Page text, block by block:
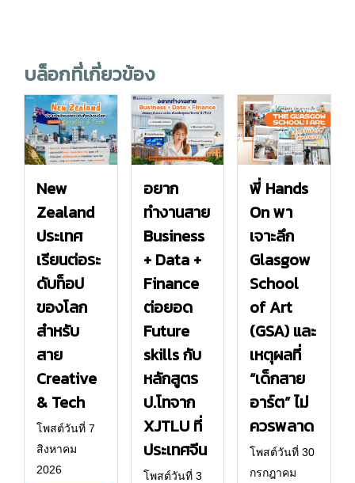
บล็อกที่เกี่ยวข้อง
New
Zealand
ประเทศ
เรียนต่อระ
ดับท็อป
ของโลก
สำหรับ
สาย
Creative
& Tech
โพสต์วันที่ 7
สิงหาคม
2026
อยาก
ทำงานสาย
Business
+ Data +
Finance
ต่อยอด
Future
skills กับ
หลักสูตร
ป.โทจาก
XJTLU ที่
ประเทศจีน
โพสต์วันที่ 3
พี่ Hands
On พา
เจาะลึก
Glasgow
School
of Art
(GSA) และ
เหตุผลที่
“เด็กสาย
อาร์ต” ไม่
ควรพลาด
โพสต์วันที่ 30
กรกฎาคม